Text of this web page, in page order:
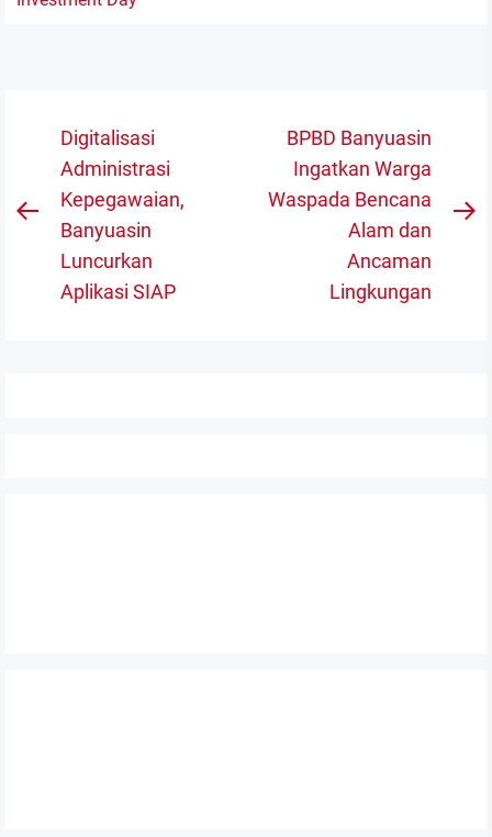
Navigasi
pos
Previous
Digitalisasi
Administrasi
Kepegawaian,
Banyuasin
Luncurkan
Aplikasi SIAP
BPBD Banyuasin
Ingatkan Warga
Waspada Bencana
Alam dan
Ancaman
Lingkungan